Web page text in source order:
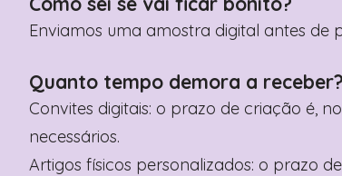
Enviamos uma amostra digital antes de
Quanto tempo demora a receber?
Convites digitais: o prazo de criação é,
necessários.
Artigos físicos personalizados: o prazo